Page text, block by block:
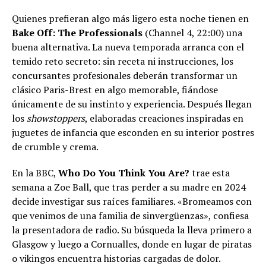
Quienes prefieran algo más ligero esta noche tienen en
Bake Off: The Professionals (Channel 4, 22:00) una
buena alternativa. La nueva temporada arranca con el
temido reto secreto: sin receta ni instrucciones, los
concursantes profesionales deberán transformar un
clásico Paris-Brest en algo memorable, fiándose
únicamente de su instinto y experiencia. Después llegan
los showstoppers, elaboradas creaciones inspiradas en
juguetes de infancia que esconden en su interior postres
de crumble y crema.
En la BBC, Who Do You Think You Are? trae esta
semana a Zoe Ball, que tras perder a su madre en 2024
decide investigar sus raíces familiares. «Bromeamos con
que venimos de una familia de sinvergüenzas», confiesa
la presentadora de radio. Su búsqueda la lleva primero a
Glasgow y luego a Cornualles, donde en lugar de piratas
o vikingos encuentra historias cargadas de dolor.